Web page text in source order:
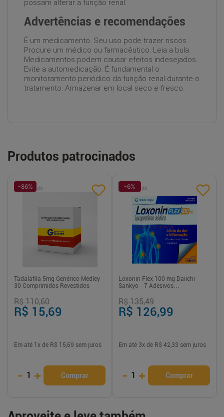
possam alterar a função renal.
Advertências e recomendações
É um medicamento. Seu uso pode trazer riscos.
Procure um médico ou farmacêutico. Leia a bula.
Medicamentos podem causar efeitos indesejados.
Evite a automedicação. É fundamental o
monitoramento periódico da função renal durante o
tratamento. Armazenar em local seco e fresco.
Produtos patrocinados
Patrocinado
-86%
Tadalafila 5mg Genérico Medley
30 Comprimidos Revestidos
R$ 110,60
R$ 15,69
Em até 1 x de R$ 15,69 sem juros
- 1 + Comprar
Patrocinado
-6%
Loxonin Flex 100 mg Daiichi
Sankyo - 7 Adesivos
R$ 135,49
R$ 126,99
Em até 3x de R$ 42,33 sem juros
- 1 + Comprar